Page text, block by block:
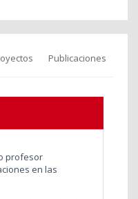
Publicaciones
profesor
en las